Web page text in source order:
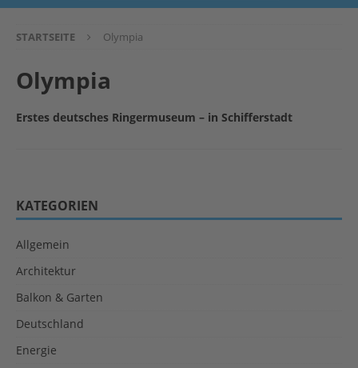
STARTSEITE Olympia
Olympia
Erstes deutsches Ringermuseum – in Schifferstadt
KATEGORIEN
Allgemein
Architektur
Balkon & Garten
Deutschland
Energie